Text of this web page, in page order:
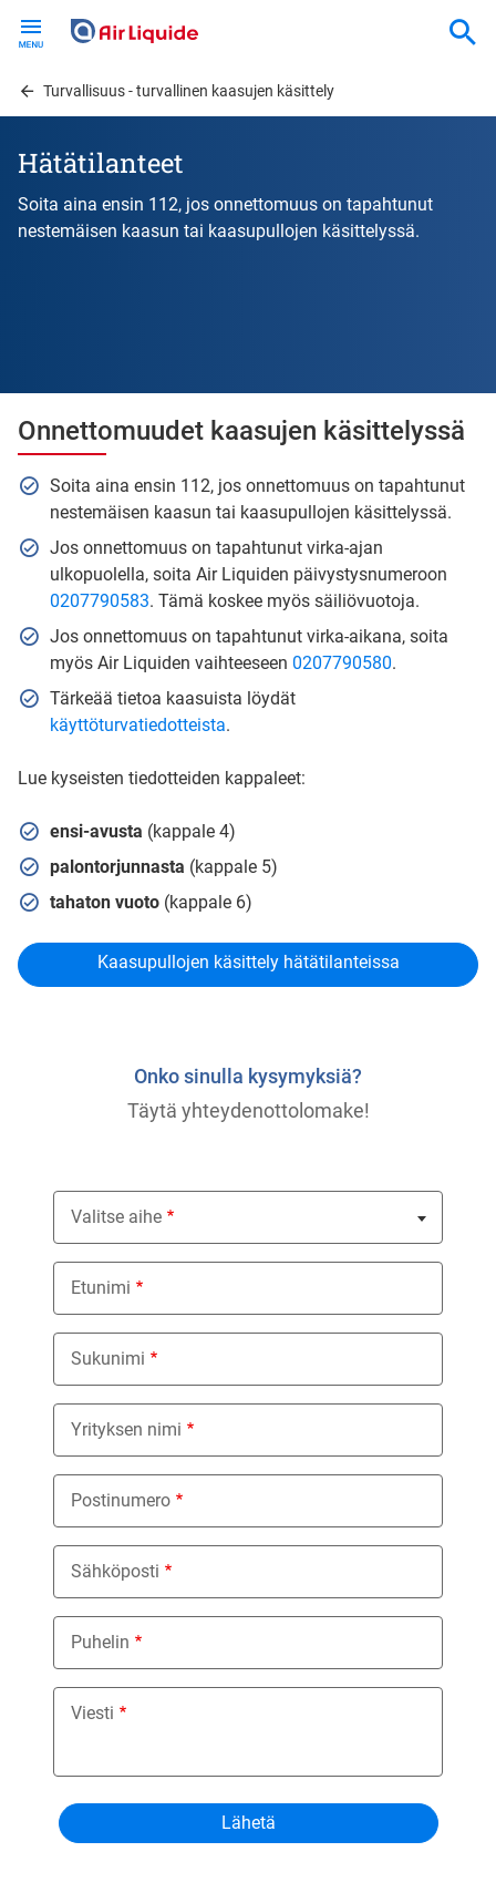
contentTurvallisuus - turvallinen kaasujen käsittely
Hätätilanteet
Soita aina ensin 112, jos onnettomuus on tapahtunut
nestemäisen kaasun tai kaasupullojen käsittelyssä.
Onnettomuudet kaasujen käsittelyssä
Soita aina ensin 112, jos onnettomuus on tapahtunut
nestemäisen kaasun tai kaasupullojen käsittelyssä.
Jos onnettomuus on tapahtunut virka-ajan
ulkopuolella, soita Air Liquiden päivystysnumeroon
0207790583. Tämä koskee myös säiliövuotoja.
Jos onnettomuus on tapahtunut virka-aikana, soita
myös Air Liquiden vaihteeseen 0207790580.
Tärkeää tietoa kaasuista löydät
käyttöturvatiedotteista.
Lue kyseisten tiedotteiden kappaleet:
ensi-avusta (kappale 4)
palontorjunnasta (kappale 5)
tahaton vuoto(kappale 6)
Kaasupullojen käsittely hätätilanteissa
Onko sinulla kysymyksiä?
Täytä yhteydenottolomake!
Valitse aihe
Nothing selected
Etunimi
Sukunimi
Yrityksen nimi
Postinumero
Sähköposti
Puhelin
Viesti